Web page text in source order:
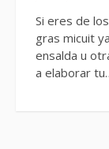
Si eres de
gras micuit
ensalda u
a elaborar